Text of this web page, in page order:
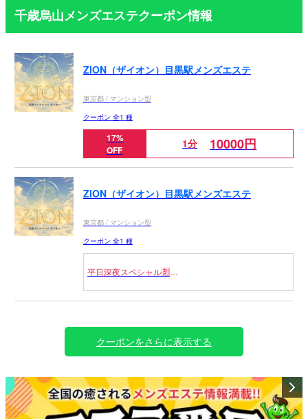
千歳烏山メンズエステクーポン情報
ZION（ザイオン）目黒駅メンズエステ
東京都 / マンション型
クーポン 全1 種
17%
OFF
1分 10000円
ZION（ザイオン）目黒駅メンズエステ
東京都 / マンション型
クーポン 全1 種
平日深夜スペシャル🈹
￣￣￣￣￣￣￣￣￣￣￣
80分/14000円 ⇒ 11000円
90分/16000円 ⇒ 13000円
120分/22000円 ⇒ 19000円
※割引併用不可
クーポンをさらに表示する